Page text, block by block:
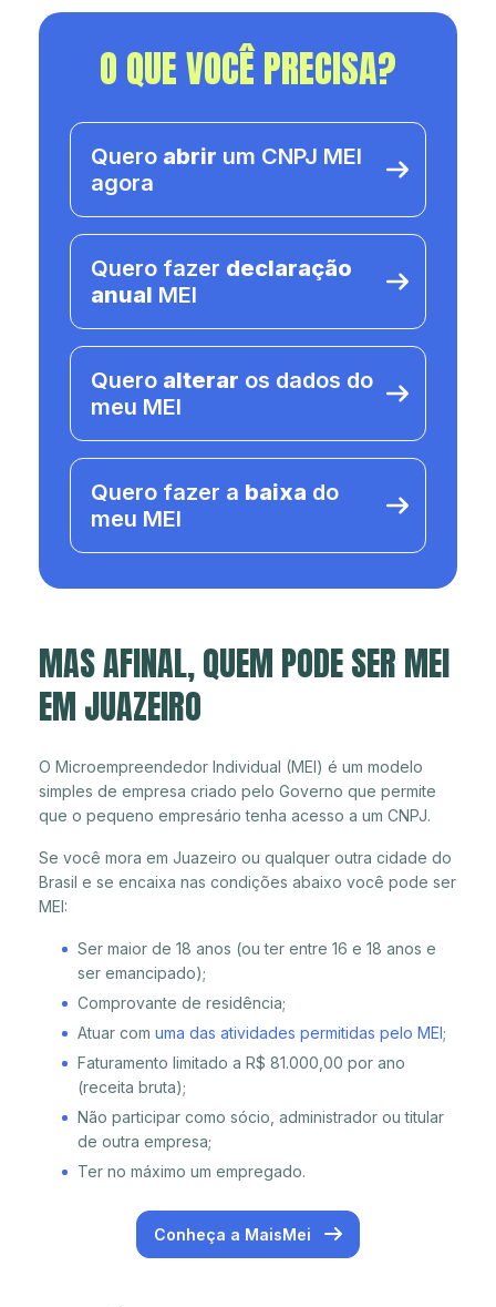
O QUE VOCÊ PRECISA?
Quero abrir um CNPJ MEI
agora
Quero fazer declaração
anual MEI
Quero alterar os dados do
meu MEI
Quero fazer a baixa do
meu MEI
MAS AFINAL, QUEM PODE SER MEI
EM JUAZEIRO
O Microempreendedor Individual (MEI) é um modelo
simples de empresa criado pelo Governo que permite
que o pequeno empresário tenha acesso a um CNPJ.
Se você mora em Juazeiro ou qualquer outra cidade do
Brasil e se encaixa nas condições abaixo você pode ser
MEI:
Ser maior de 18 anos (ou ter entre 16 e 18 anos e
ser emancipado);
Comprovante de residência;
Atuar com uma das atividades permitidas pelo MEI;
Faturamento limitado a R$ 81.000,00 por ano
(receita bruta);
Não participar como sócio, administrador ou titular
de outra empresa;
Ter no máximo um empregado.
Conheça a MaisMei